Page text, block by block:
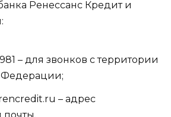
Ренессанс Кредит и
– для звонков с территории
Федерации;
– адрес
почты.